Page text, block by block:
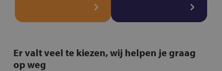
Er valt veel te kiezen, wij helpen je graag
op weg